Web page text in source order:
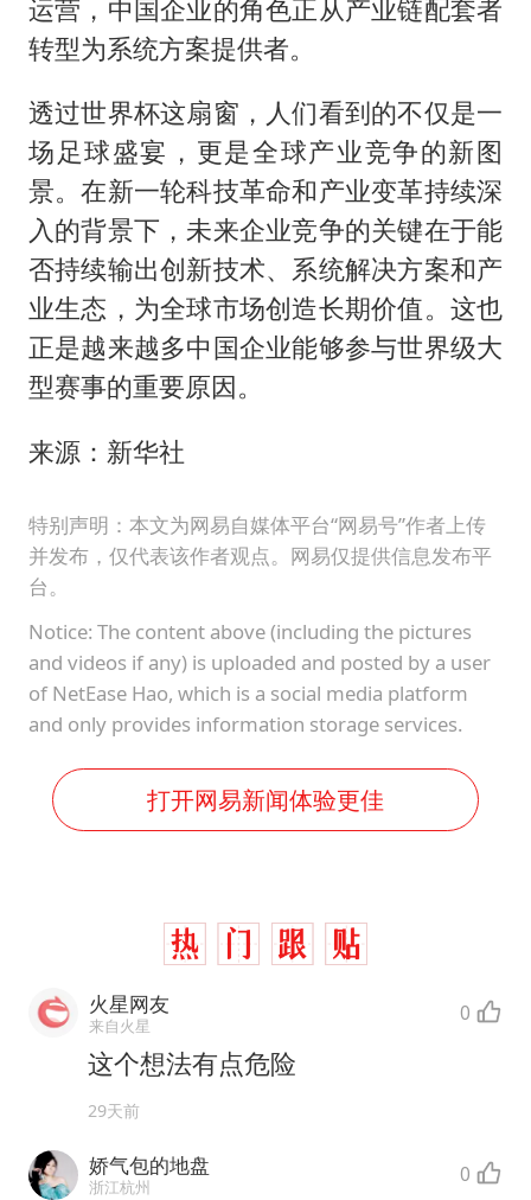
运营，中国企业的角色正从产业链配套者
转型为系统方案提供者。
透过世界杯这扇窗，人们看到的不仅是一
场足球盛宴，更是全球产业竞争的新图
景。在新一轮科技革命和产业变革持续深
入的背景下，未来企业竞争的关键在于能
否持续输出创新技术、系统解决方案和产
业生态，为全球市场创造长期价值。这也
正是越来越多中国企业能够参与世界级大
型赛事的重要原因。
来源：新华社
特别声明：本文为网易自媒体平台“网易号”作者上传
并发布，仅代表该作者观点。网易仅提供信息发布平
台。
Notice: The content above (including the pictures
and videos if any) is uploaded and posted by a user
of NetEase Hao, which is a social media platform
and only provides information storage services.
打开网易新闻体验更佳
火星网友
来自火星 0
这个想法有点危险
29天前
娇气包的地盘
浙江杭州 0